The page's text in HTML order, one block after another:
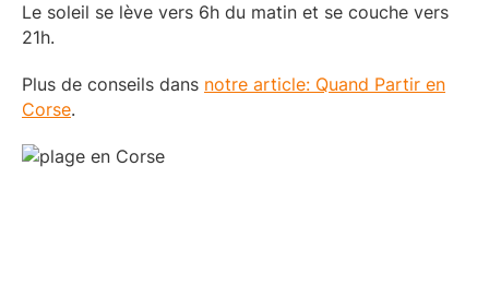
Le soleil se lève vers 6h du matin et se couche vers
21h.
Plus de conseils dans notre article: Quand Partir en
Corse.